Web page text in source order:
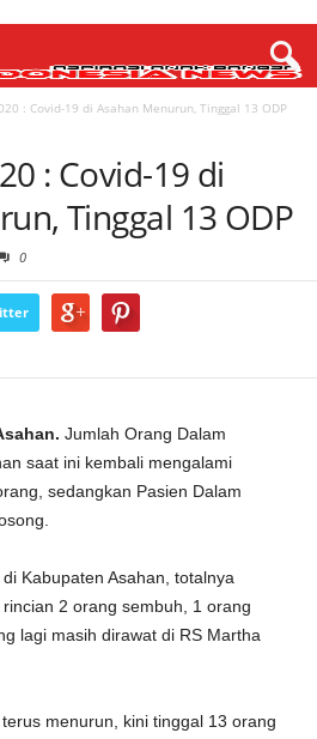
: Covid-19 di Asahan Menurun, Tinggal 13 ODP
: Covid-19 di
Tinggal 13 ODP
0
Jumlah Orang Dalam
saat ini kembali mengalami
sedangkan Pasien Dalam
Kabupaten Asahan, totalnya
2 orang sembuh, 1 orang
lagi masih dirawat di RS Martha
menurun, kini tinggal 13 orang